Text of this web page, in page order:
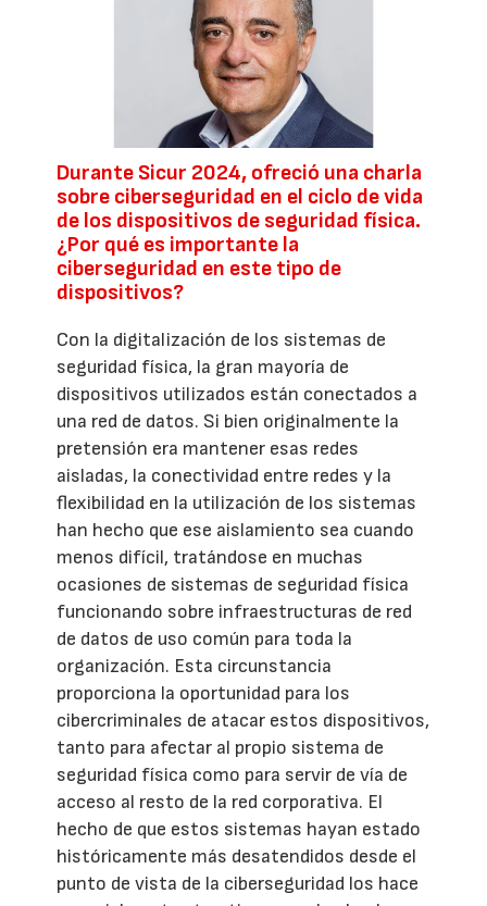
Durante Sicur 2024, ofreció una charla
sobre ciberseguridad en el ciclo de vida
de los dispositivos de seguridad física.
¿Por qué es importante la
ciberseguridad en este tipo de
dispositivos?
Con la digitalización de los sistemas de
seguridad física, la gran mayoría de
dispositivos utilizados están conectados a
una red de datos. Si bien originalmente la
pretensión era mantener esas redes
aisladas, la conectividad entre redes y la
flexibilidad en la utilización de los sistemas
han hecho que ese aislamiento sea cuando
menos difícil, tratándose en muchas
ocasiones de sistemas de seguridad física
funcionando sobre infraestructuras de red
de datos de uso común para toda la
organización. Esta circunstancia
proporciona la oportunidad para los
cibercriminales de atacar estos dispositivos,
tanto para afectar al propio sistema de
seguridad física como para servir de vía de
acceso al resto de la red corporativa. El
hecho de que estos sistemas hayan estado
históricamente más desatendidos desde el
punto de vista de la ciberseguridad los hace